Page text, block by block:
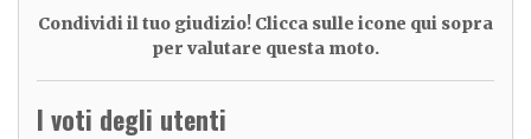
Condividi il tuo giudizio! Clicca sulle icone qui sopra
per valutare questa moto.
I voti degli utenti